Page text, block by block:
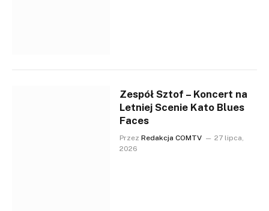
Zespół Sztof – Koncert na
Letniej Scenie Kato Blues
Faces
PrzezRedakcja COMTV
27 lipca,
2026